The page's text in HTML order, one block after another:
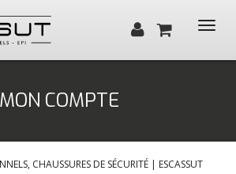
MON COMPTE
CHAUSSURES DE SÉCURITÉ | ESCASSUT